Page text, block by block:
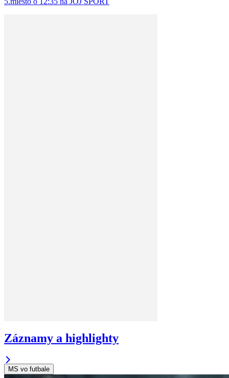
Záznamy a highlighty
MS vo futbale